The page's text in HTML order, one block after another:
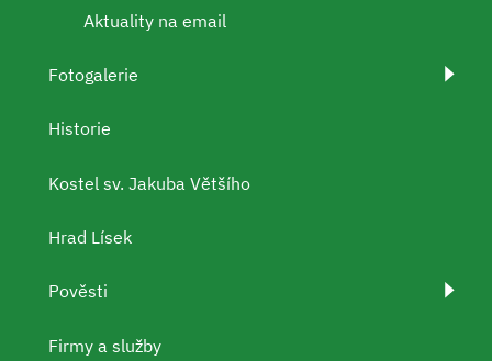
Aktuality na email
Fotogalerie
Historie
Kostel sv. Jakuba Většího
Hrad Lísek
Pověsti
Firmy a služby